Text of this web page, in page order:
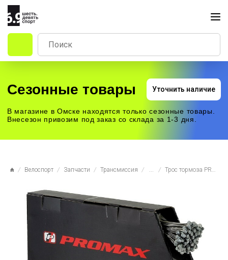
Сезонные товары
В магазине в Омске находятся только сезонные товары.
Внесезон привозим под заказ со склада за 1-3 дня.
Велоспорт Запчасти Трансмиссия ... Трос тормоза PROMAX 2000BG 2000мм с ниппелем 7х6 мм из нержавеющей стали